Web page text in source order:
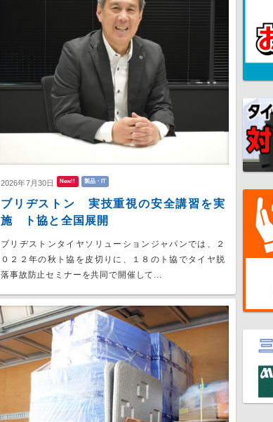
2026年7月30日 New!! 製品・IT
ブリヂストン 実技重視の安全講習を実
施 ト協と全国展開
ブリヂストンタイヤソリューションジャパンでは、２
０２２年の秋ト協を皮切りに、１８のト協でタイヤ脱
落事故防止セミナーを共同で開催して...